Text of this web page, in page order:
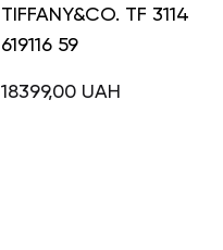
TIFFANY&CO. TF 3114
619116 59
18399,00 UAH